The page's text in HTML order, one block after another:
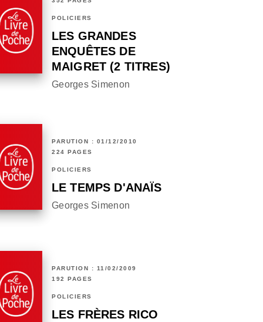
POLICIERS
LES GRANDES
ENQUÊTES DE
MAIGRET (2 TITRES)
Georges Simenon
PARUTION : 01/12/2010
224 PAGES
POLICIERS
LE TEMPS D'ANAÏS
Georges Simenon
PARUTION : 11/02/2009
192 PAGES
POLICIERS
LES FRÈRES RICO